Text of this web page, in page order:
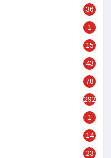
36
1
15
43
78
292
1
14
23